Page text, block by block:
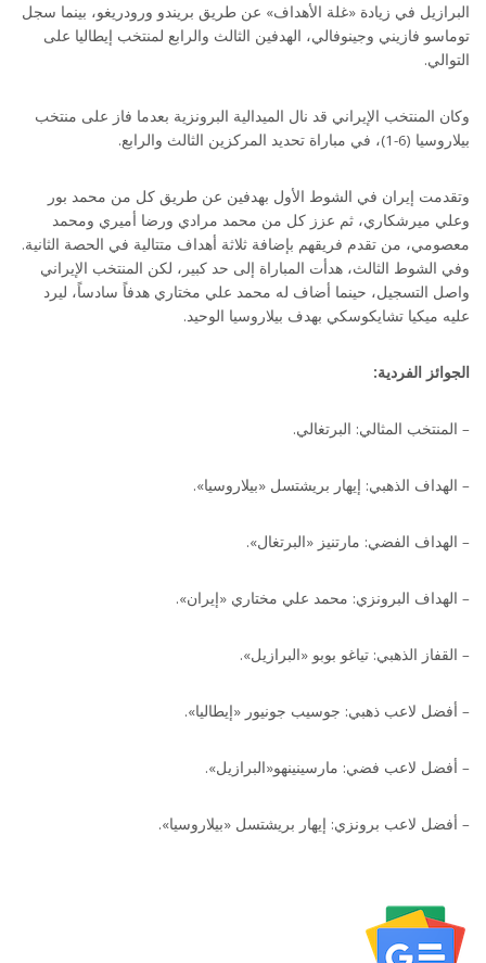
البرازيل في زيادة «غلة الأهداف» عن طريق بريندو ورودريغو، بينما سجل
توماسو فازيني وجينوفالي، الهدفين الثالث والرابع لمنتخب إيطاليا على
التوالي.
وكان المنتخب الإيراني قد نال الميدالية البرونزية بعدما فاز على منتخب
بيلاروسيا (6-1)، في مباراة تحديد المركزين الثالث والرابع.
وتقدمت إيران في الشوط الأول بهدفين عن طريق كل من محمد بور
وعلي ميرشكاري، ثم عزز كل من محمد مرادي ورضا أميري ومحمد
معصومي، من تقدم فريقهم بإضافة ثلاثة أهداف متتالية في الحصة الثانية.
وفي الشوط الثالث، هدأت المباراة إلى حد كبير، لكن المنتخب الإيراني
واصل التسجيل، حينما أضاف له محمد علي مختاري هدفاً سادساً، ليرد
عليه ميكيا تشايكوسكي بهدف بيلاروسيا الوحيد.
الجوائز الفردية:
– المنتخب المثالي: البرتغالي.
– الهداف الذهبي: إيهار بريشتسل «بيلاروسيا».
– الهداف الفضي: مارتنيز «البرتغال».
– الهداف البرونزي: محمد علي مختاري «إيران».
– القفاز الذهبي: تياغو بوبو «البرازيل».
– أفضل لاعب ذهبي: جوسيب جونيور «إيطاليا».
– أفضل لاعب فضي: مارسينينهو«البرازيل».
– أفضل لاعب برونزي: إيهار بريشتسل «بيلاروسيا».